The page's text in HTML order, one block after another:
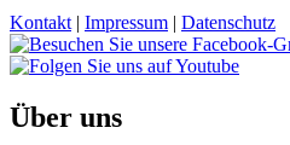
Kontakt | Impressum | Datenschutz
Über uns